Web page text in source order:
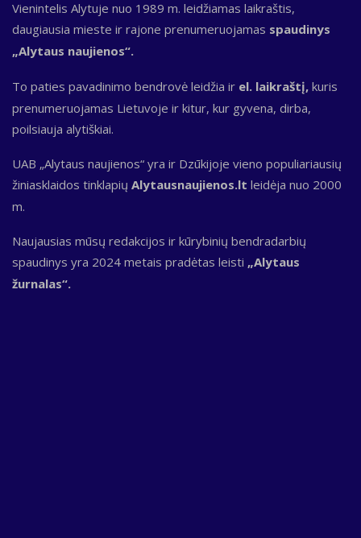
Vienintelis Alytuje nuo 1989 m. leidžiamas laikraštis,
daugiausia mieste ir rajone prenumeruojamas spaudinys
„Alytaus naujienos“.
To paties pavadinimo bendrovė leidžia ir el. laikraštį, kuris
prenumeruojamas Lietuvoje ir kitur, kur gyvena, dirba,
poilsiauja alytiškiai.
UAB „Alytaus naujienos“ yra ir Dzūkijoje vieno populiariausių
žiniasklaidos tinklapių Alytausnaujienos.lt leidėja nuo 2000
m.
Naujausias mūsų redakcijos ir kūrybinių bendradarbių
spaudinys yra 2024 metais pradėtas leisti „Alytaus
žurnalas“.